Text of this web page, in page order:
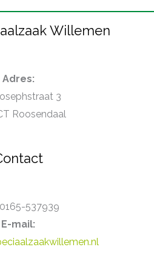
Willemen
Adres:
3
Roosendaal
0165-537939
E-mail: